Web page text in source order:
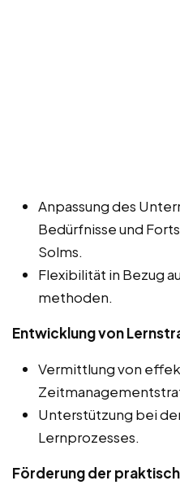
Anpassung des
Bedürfnisse und
Solms.
Flexibilität in Bezug
methoden.
Entwicklung von
Vermittlung von
Unterstützung bei
Lernprozesses.
Förderung der